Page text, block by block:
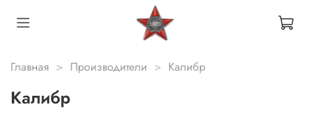
Главная Производители Калибр
Калибр